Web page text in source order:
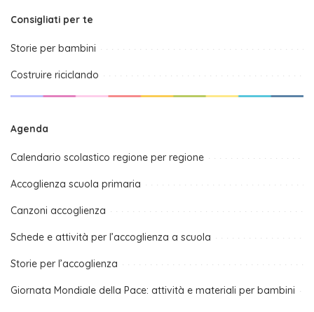
Consigliati per te
Storie per bambini
Costruire riciclando
Agenda
Calendario scolastico regione per regione
Accoglienza scuola primaria
Canzoni accoglienza
Schede e attività per l’accoglienza a scuola
Storie per l’accoglienza
Giornata Mondiale della Pace: attività e materiali per bambini